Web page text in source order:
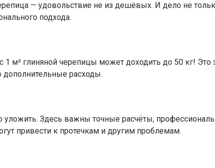
— удовольствие не из дешёвых. И дело не
подхода.
м² глиняной черепицы может доходить до 50 кг! Это
расходы.
уложить. Здесь важны точные расчёты,
привести к протечкам и другим проблемам.